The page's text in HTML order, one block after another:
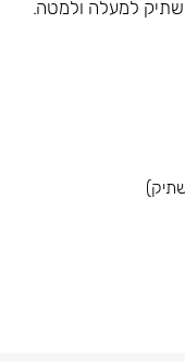
למעלה ולמטה.